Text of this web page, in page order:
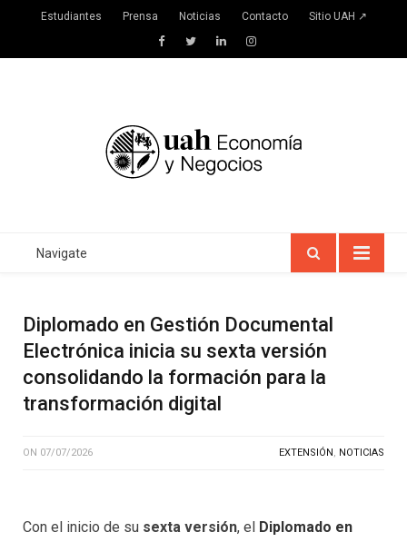
Estudiantes Prensa Noticias Contacto Sitio UAH ↗
FacebookTwitterLinkedInInstagram
Navigate
Diplomado en Gestión Documental
Electrónica inicia su sexta versión
consolidando la formación para la
transformación digital
ON 07/07/2026 EXTENSIÓN, NOTICIAS
Con el inicio de su sexta versión, el Diplomado en